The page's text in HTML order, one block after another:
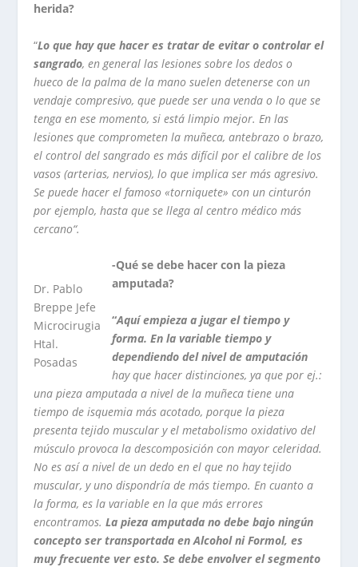
herida?
“Lo que hay que hacer es tratar de evitar o controlar el
sangrado, en general las lesiones sobre los dedos o
hueco de la palma de la mano suelen detenerse con un
vendaje compresivo, que puede ser una venda o lo que se
tenga en ese momento, si está limpio mejor. En las
lesiones que comprometen la muñeca, antebrazo o brazo,
el control del sangrado es más difícil por el calibre de los
vasos (arterias, nervios), lo que implica ser más agresivo.
Se puede hacer el famoso «torniquete» con un cinturón
por ejemplo, hasta que se llega al centro médico más
cercano“.
Dr. Pablo
Breppe Jefe
Microcirugia
Htal.
Posadas
-Qué se debe hacer con la pieza
amputada?
“Aquí empieza a jugar el tiempo y
forma. En la variable tiempo y
dependiendo del nivel de amputación
hay que hacer distinciones, ya que por ej.:
una pieza amputada a nivel de la muñeca tiene una
tiempo de isquemia más acotado, porque la pieza
presenta tejido muscular y el metabolismo oxidativo del
músculo provoca la descomposición con mayor celeridad.
No es así a nivel de un dedo en el que no hay tejido
muscular, y uno dispondría de más tiempo. En cuanto a
la forma, es la variable en la que más errores
encontramos.La pieza amputada no debe bajo ningún
concepto ser transportada en Alcohol ni Formol, es
muy frecuente ver esto. Se debe envolver el segmento